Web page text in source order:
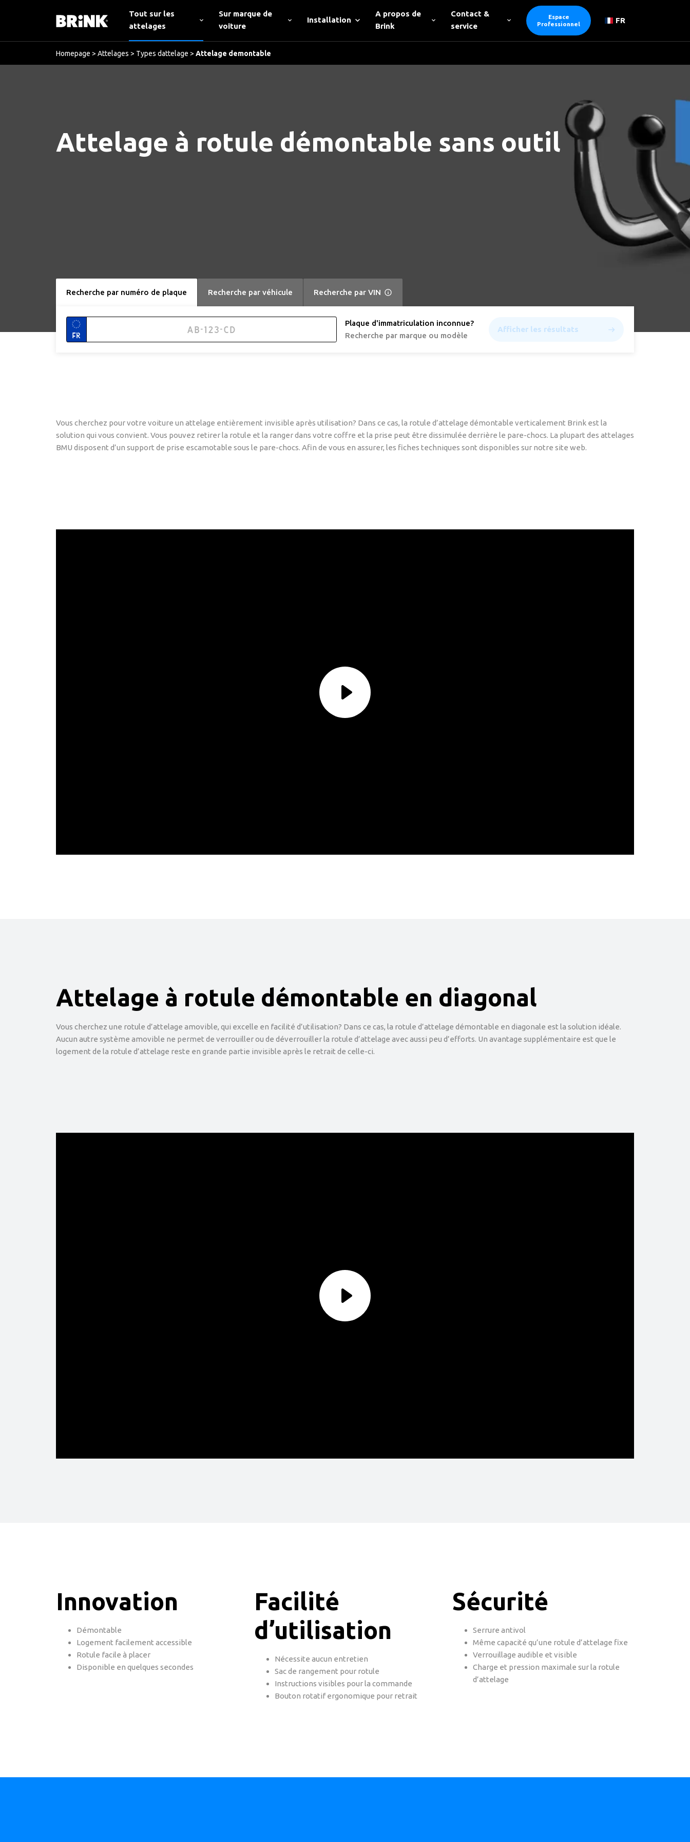
Tout sur les
attelages
Sur marque de
voiture
Installation
A propos de
Brink
Contact &
service
Espace
Professionnel
FR
Homepage > Attelages > Types dattelage > Attelage demontable
Attelage à rotule démontable sans outil
Recherche par numéro de plaque Recherche par véhicule Recherche par VIN
FR
Plaque d'immatriculation inconnue?
Recherche par marque ou modèle
Afficher les résultats
Vous cherchez pour votre voiture un attelage entièrement invisible après utilisation? Dans ce cas, la rotule d’attelage démontable verticalement Brink est la
solution qui vous convient. Vous pouvez retirer la rotule et la ranger dans votre coffre et la prise peut être dissimulée derrière le pare-chocs. La plupart des attelages
BMU disposent d’un support de prise escamotable sous le pare-chocs. Afin de vous en assurer, les fiches techniques sont disponibles sur notre site web.
Attelage à rotule démontable en diagonal
Vous cherchez une rotule d’attelage amovible, qui excelle en facilité d’utilisation? Dans ce cas, la rotule d’attelage démontable en diagonale est la solution idéale.
Aucun autre système amovible ne permet de verrouiller ou de déverrouiller la rotule d’attelage avec aussi peu d’efforts. Un avantage supplémentaire est que le
logement de la rotule d’attelage reste en grande partie invisible après le retrait de celle-ci.
Innovation
Démontable
Logement facilement accessible
Rotule facile à placer
Disponible en quelques secondes
Facilité
d’utilisation
Nécessite aucun entretien
Sac de rangement pour rotule
Instructions visibles pour la commande
Bouton rotatif ergonomique pour retrait
Sécurité
Serrure antivol
Même capacité qu’une rotule d’attelage fixe
Verrouillage audible et visible
Charge et pression maximale sur la rotule
d’attelage